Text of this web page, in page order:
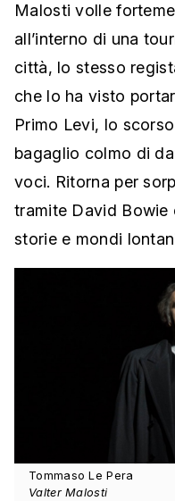
Malosti volle
all’interno di una
città, lo stesso
che lo ha visto
Primo Levi, lo
bagaglio colmo di
voci. Ritorna per
tramite David Bowie
storie e mondi
Tommaso Le Pera
Valter Malosti